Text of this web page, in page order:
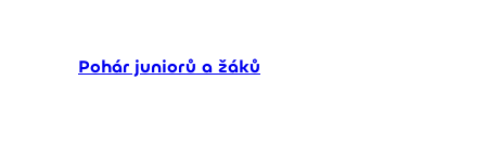
Pohár juniorů a žáků